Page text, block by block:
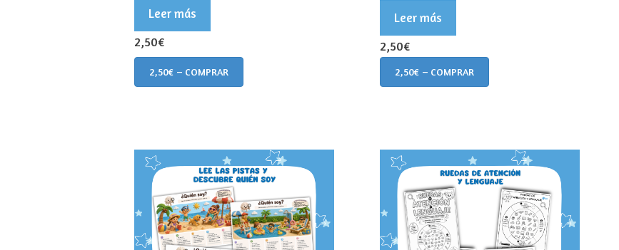
Leer más
2,50€
2,50€ – COMPRAR
Leer más
2,50€
2,50€ – COMPRAR